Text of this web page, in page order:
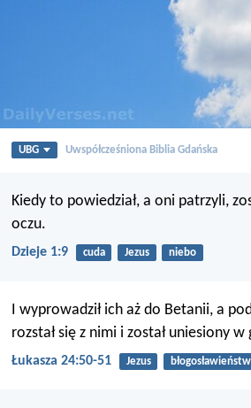
UBG Uwspółcześniona Biblia Gdańska
Kiedy to powiedział, a oni patrzyli,
oczu.
Dzieje 1:9 cuda Jezus niebo
I wyprowadził ich aż do Betanii, a
rozstał się z nimi i został uniesiony
Łukasza 24:50-51 Jezus